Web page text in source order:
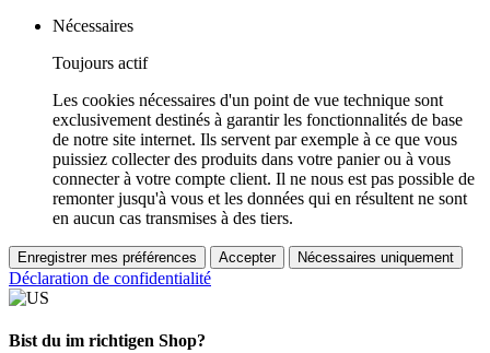
Nécessaires
Toujours actif
Les cookies nécessaires d'un point de vue technique sont
exclusivement destinés à garantir les fonctionnalités de base
de notre site internet. Ils servent par exemple à ce que vous
puissiez collecter des produits dans votre panier ou à vous
connecter à votre compte client. Il ne nous est pas possible de
remonter jusqu'à vous et les données qui en résultent ne sont
en aucun cas transmises à des tiers.
Enregistrer mes préférences Accepter Nécessaires uniquement
Déclaration de confidentialité
Bist du im richtigen Shop?